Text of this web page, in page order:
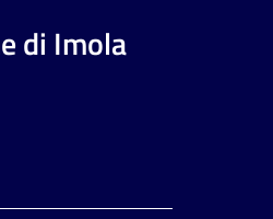
di Imola